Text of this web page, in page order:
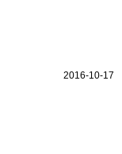
2016-10-17